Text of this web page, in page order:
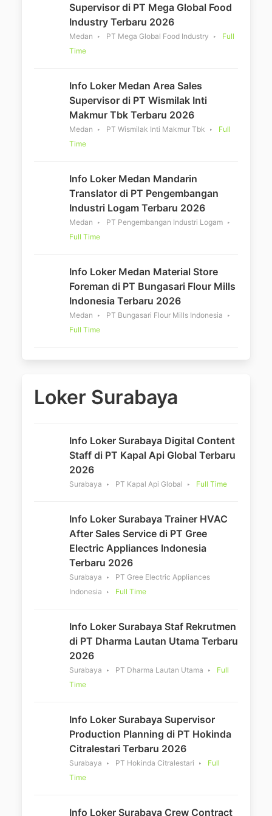
Supervisor di PT Mega Global Food
Industry Terbaru 2026
Medan PT Mega Global Food Industry
Full
Time
Info Loker Medan Area Sales
Supervisor di PT Wismilak Inti
Makmur Tbk Terbaru 2026
Medan PT Wismilak Inti Makmur Tbk
Full
Time
Info Loker Medan Mandarin
Translator di PT Pengembangan
Industri Logam Terbaru 2026
Medan
PT Pengembangan Industri Logam
Full Time
Info Loker Medan Material Store
Foreman di PT Bungasari Flour Mills
Indonesia Terbaru 2026
Medan
PT Bungasari Flour Mills Indonesia
Full Time
Loker Surabaya
Info Loker Surabaya Digital Content
Staff di PT Kapal Api Global Terbaru
2026
Surabaya PT Kapal Api Global Full Time
Info Loker Surabaya Trainer HVAC
After Sales Service di PT Gree
Electric Appliances Indonesia
Terbaru 2026
Surabaya
PT Gree Electric Appliances
Indonesia
Full Time
Info Loker Surabaya Staf Rekrutmen
di PT Dharma Lautan Utama Terbaru
2026
Surabaya PT Dharma Lautan Utama
Full
Time
Info Loker Surabaya Supervisor
Production Planning di PT Hokinda
Citralestari Terbaru 2026
Surabaya PT Hokinda Citralestari
Full
Time
Info Loker Surabaya Crew Contract